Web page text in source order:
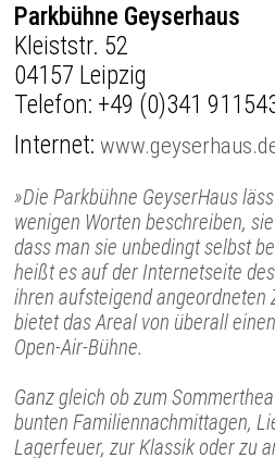
Parkbühne Geyserhaus
Kleiststr. 52
04157 Leipzig
Telefon: +49 (0)341
Internet:
»Die Parkbühne GeyserHaus
wenigen Worten beschreiben,
dass man sie unbedingt selbst
heißt es auf der Internetseite
ihren aufsteigend angeordneten
bietet das Areal von überall
Open-Air-Bühne.
Ganz gleich ob zum
bunten Familiennachmittagen,
Lagerfeuer, zur Klassik oder zu